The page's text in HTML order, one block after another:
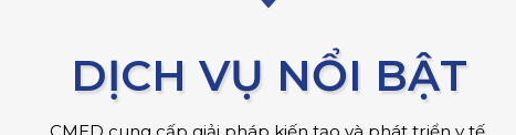
DỊCH VỤ NỔI BẬT